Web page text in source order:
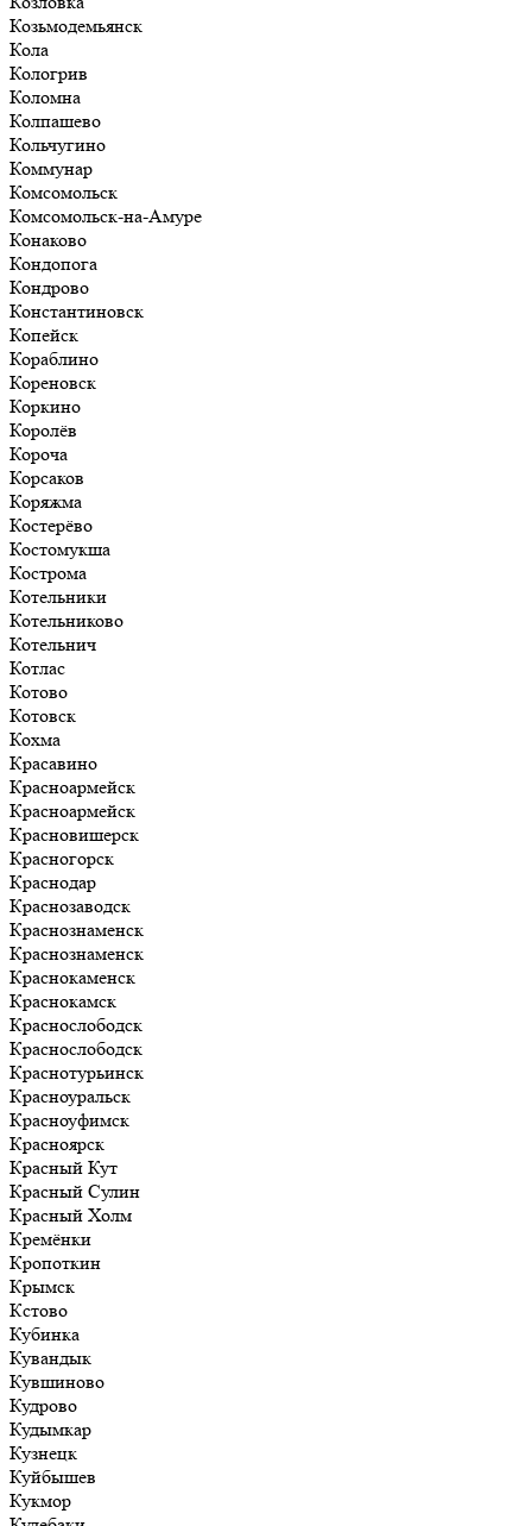
Козьмодемьянск
Кола
Кологрив
Коломна
Колпашево
Кольчугино
Коммунар
Комсомольск
Комсомольск-на-Амуре
Конаково
Кондопога
Кондрово
Константиновск
Копейск
Кораблино
Кореновск
Коркино
Королёв
Короча
Корсаков
Коряжма
Костерёво
Костомукша
Кострома
Котельники
Котельниково
Котельнич
Котлас
Котово
Котовск
Кохма
Красавино
Красноармейск
Красноармейск
Красновишерск
Красногорск
Краснодар
Краснозаводск
Краснознаменск
Краснознаменск
Краснокаменск
Краснокамск
Краснослободск
Краснослободск
Краснотурьинск
Красноуральск
Красноуфимск
Красноярск
Красный Кут
Красный Сулин
Красный Холм
Кремёнки
Кропоткин
Крымск
Кстово
Кубинка
Кувандык
Кувшиново
Кудрово
Кудымкар
Кузнецк
Куйбышев
Кукмор